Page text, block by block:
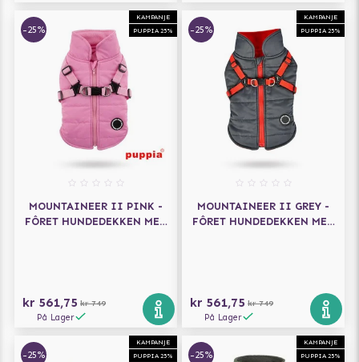
KAMPANJE
PUPPIA 25%
-25%
MOUNTAINEER II PINK -
FÔRET HUNDEDEKKEN MED
kr 561,75 kr 749
På Lager
KAMPANJE
PUPPIA 25%
-25%
MOUNTAINEER II GREY -
FÔRET HUNDEDEKKEN MED
kr 561,75 kr 749
På Lager
KAMPANJE
PUPPIA 25%
-25%
KAMPANJE
PUPPIA 25%
-25%